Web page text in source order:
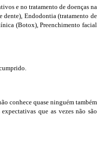
e no tratamento de doenças na
dente), Endodontia (tratamento de
(Botox), Preenchimento facial
conhece quase ninguém também
que as vezes não são